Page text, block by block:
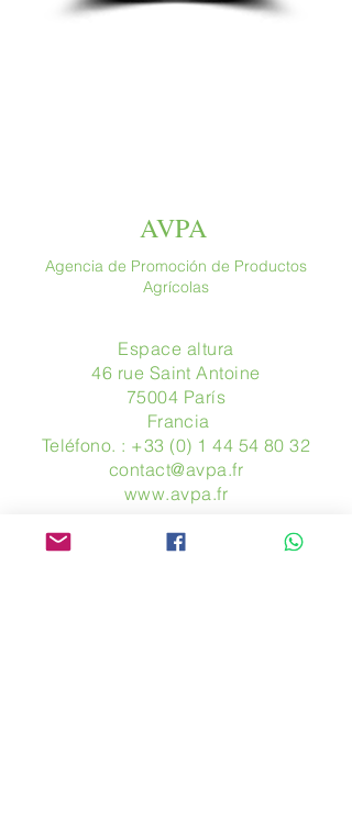
AVPA
Agencia de Promoción de Productos
Agrícolas
Espace altura
46 rue Saint Antoine
75004 París
​ Francia
Teléfono. : +33 (0) 1 44 54 80 32
contact@avpa.fr
www.avpa.fr